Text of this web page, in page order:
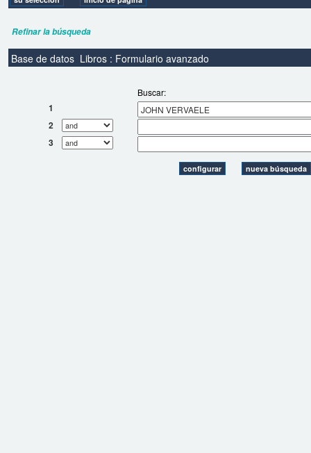
Refinar la búsqueda
Base de datos Libros : Formulario avanzado
Buscar:
1
2
3